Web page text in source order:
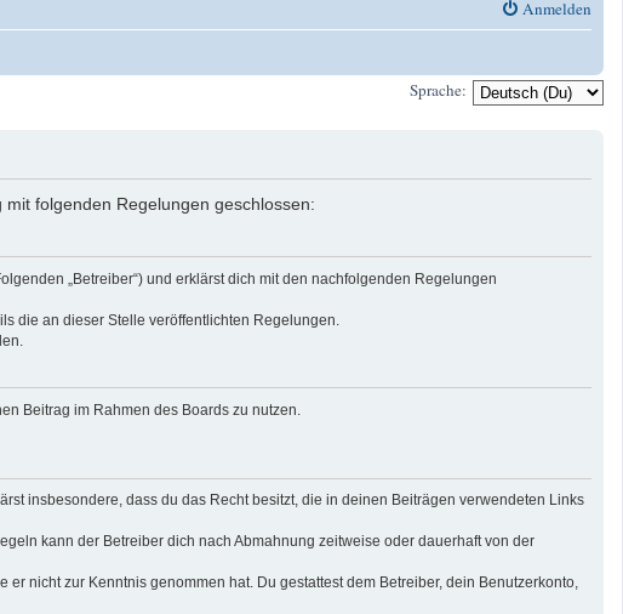
Anmelden
Sprache:
folgenden Regelungen geschlossen:
„Betreiber“) und erklärst dich mit den nachfolgenden Regelungen
die an dieser Stelle veröffentlichten Regelungen.
Beitrag im Rahmen des Boards zu nutzen.
insbesondere, dass du das Recht besitzt, die in deinen Beiträgen verwendeten Links
kann der Betreiber dich nach Abmahnung zeitweise oder dauerhaft von der
nicht zur Kenntnis genommen hat. Du gestattest dem Betreiber, dein Benutzerkonto,